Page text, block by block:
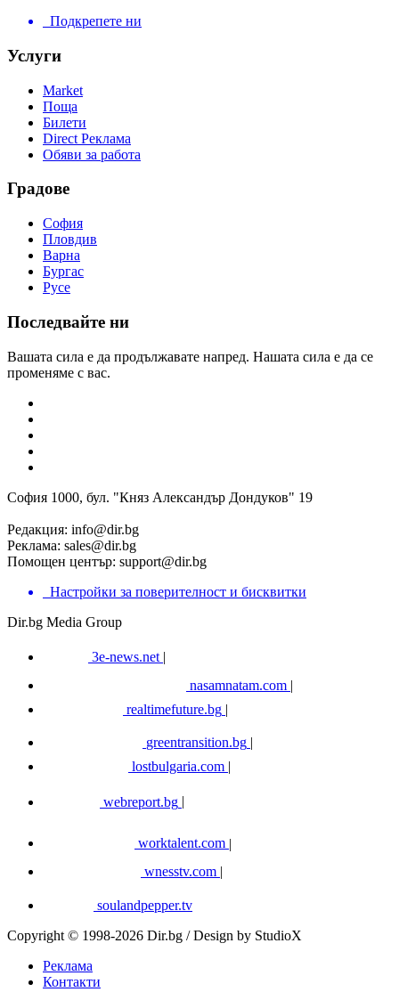
Подкрепете ни
Услуги
Market
Поща
Билети
Direct Реклама
Обяви за работа
Градове
София
Пловдив
Варна
Бургас
Русе
Последвайте ни
Вашата сила е да продължавате напред. Нашата сила е да се
променяме с вас.
София 1000, бул. "Княз Александър Дондуков" 19
Редакция: info@dir.bg
Реклама: sales@dir.bg
Помощен център: support@dir.bg
Настройки за поверителност и бисквитки
Dir.bg Media Group
3e-news.net |
nasamnatam.com |
realtimefuture.bg |
greentransition.bg |
lostbulgaria.com |
webreport.bg
worktalent.com |
wnesstv.com |
soulandpepper.tv
Copyright © 1998-2026 Dir.bg / Design by StudioX
Реклама
Контакти